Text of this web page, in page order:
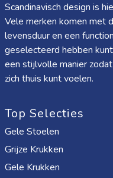
Scandinavisch design is
Vele merken komen met
levensduur en een
geselecteerd hebben
een stijlvolle manier
zich thuis kunt voelen.
Top Selecties
Gele Stoelen
Grijze Krukken
Gele Krukken